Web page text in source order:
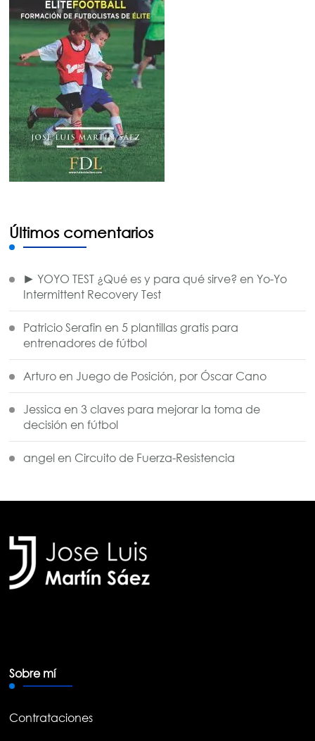
Últimos comentarios
► YOYO TEST ¿Qué es y para qué sirve? enYo-Yo
Intermittent Recovery Test
Patricio Serafin en5 plantillas gratis para
entrenadores de fútbol
Arturo en Juego de Posición, por Óscar Cano
Jessica en3 claves para mejorar la toma de
decisión en fútbol
angel en Circuito de Fuerza-Resistencia
Sobre mí
Contrataciones